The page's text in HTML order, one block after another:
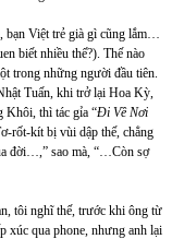
bạn Việt trẻ già gì cũng lắm…
biết nhiều thế?). Thế nào
trong những người đầu tiên.
Tuấn, khi trở lại Hoa Kỳ,
Khôi, thì tác gỉa “Đi Về Nơi
rốt-kít bị vùi dập thế, chẳng
đời…,” sao mà, “…Còn sợ
tôi nghĩ thế, trước khi ông từ
xúc qua phone, nhưng anh lại